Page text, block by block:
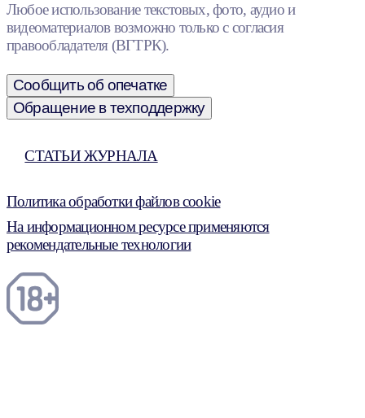
Любое использование текстовых, фото, аудио и
видеоматериалов возможно только с согласия
правообладателя (ВГТРК).
Сообщить об опечатке
Обращение в техподдержку
СТАТЬИ ЖУРНАЛА
Политика обработки файлов cookie
На информационном ресурсе применяются
рекомендательные технологии